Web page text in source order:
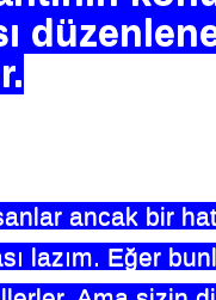
ancak bir
lazım. Eğer